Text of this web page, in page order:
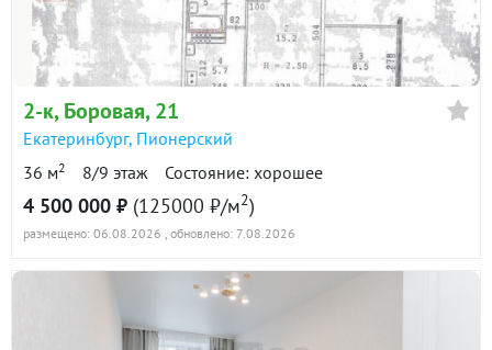
в продаже 116600 ₽/м²
Показать всю историю: 11 предложений →
2-к, Боровая, 21
Екатеринбург, Пионерский
36 м2 8/9 этаж Состояние: хорошее
4 500 000 ₽ (125000 ₽/м2)
размещено: 06.08.2026 , обновлено: 7.08.2026